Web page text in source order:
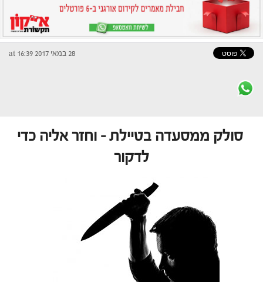
28 במאי 2017 at 16:39
סולק ממסעדה בטיילת – וחזר אליה כדי
לדקור